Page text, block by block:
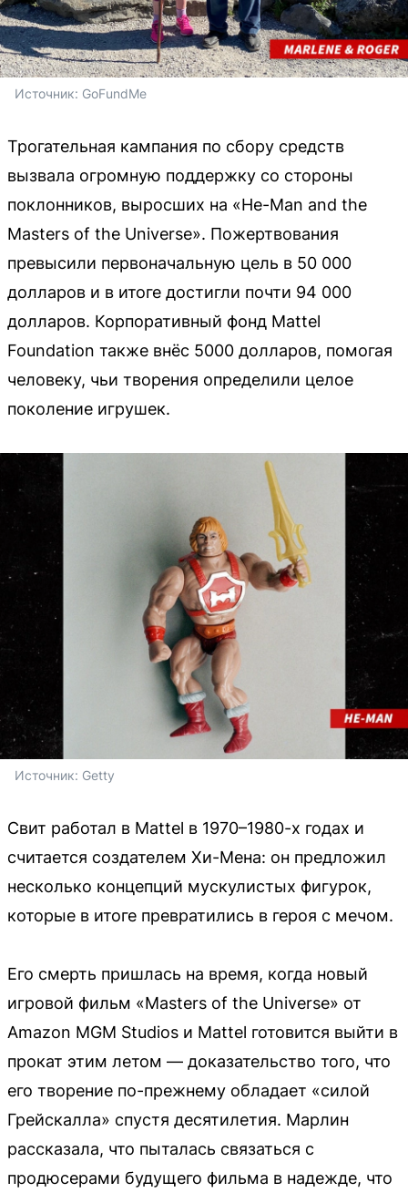
Источник: GoFundMe
Трогательная кампания по сбору средств
вызвала огромную поддержку со стороны
поклонников, выросших на «He-Man and the
Masters of the Universe». Пожертвования
превысили первоначальную цель в 50 000
долларов и в итоге достигли почти 94 000
долларов. Корпоративный фонд Mattel
Foundation также внёс 5000 долларов, помогая
человеку, чьи творения определили целое
поколение игрушек.
Источник: Getty
Свит работал в Mattel в 1970–1980-х годах и
считается создателем Хи-Мена: он предложил
несколько концепций мускулистых фигурок,
которые в итоге превратились в героя с мечом.
Его смерть пришлась на время, когда новый
игровой фильм «Masters of the Universe» от
Amazon MGM Studios и Mattel готовится выйти в
прокат этим летом — доказательство того, что
его творение по-прежнему обладает «силой
Грейскалла» спустя десятилетия. Марлин
рассказала, что пыталась связаться с
продюсерами будущего фильма в надежде, что